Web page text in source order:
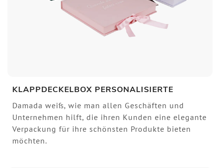
KLAPPDECKELBOX PERSONALISIERTE
Damada weiß, wie man allen Geschäften und
Unternehmen hilft, die ihren Kunden eine elegante
Verpackung für ihre schönsten Produkte bieten
möchten.